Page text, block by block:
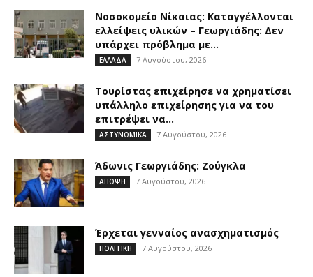
Νοσοκομείο Νίκαιας: Καταγγέλλονται
ελλείψεις υλικών – Γεωργιάδης: Δεν
υπάρχει πρόβλημα με...
ΕΛΛΑΔΑ 7 Αυγούστου, 2026
Τουρίστας επιχείρησε να χρηματίσει
υπάλληλο επιχείρησης για να του
επιτρέψει να...
ΑΣΤΥΝΟΜΙΚΑ 7 Αυγούστου, 2026
Άδωνις Γεωργιάδης: Ζούγκλα
ΑΠΟΨΗ 7 Αυγούστου, 2026
Έρχεται γενναίος ανασχηματισμός
ΠΟΛΙΤΙΚΗ 7 Αυγούστου, 2026